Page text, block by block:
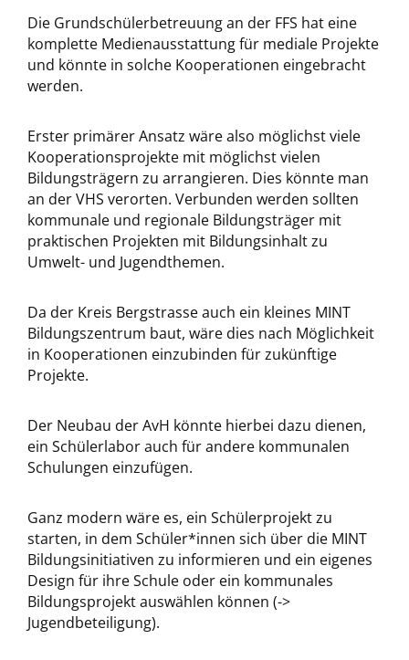
Die Grundschülerbetreuung an der FFS hat eine
komplette Medienausstattung für mediale Projekte
und könnte in solche Kooperationen eingebracht
werden.
Erster primärer Ansatz wäre also möglichst viele
Kooperationsprojekte mit möglichst vielen
Bildungsträgern zu arrangieren. Dies könnte man
an der VHS verorten. Verbunden werden sollten
kommunale und regionale Bildungsträger mit
praktischen Projekten mit Bildungsinhalt zu
Umwelt- und Jugendthemen.
Da der Kreis Bergstrasse auch ein kleines MINT
Bildungszentrum baut, wäre dies nach Möglichkeit
in Kooperationen einzubinden für zukünftige
Projekte.
Der Neubau der AvH könnte hierbei dazu dienen,
ein Schülerlabor auch für andere kommunalen
Schulungen einzufügen.
Ganz modern wäre es, ein Schülerprojekt zu
starten, in dem Schüler*innen sich über die MINT
Bildungsinitiativen zu informieren und ein eigenes
Design für ihre Schule oder ein kommunales
Bildungsprojekt auswählen können (->
Jugendbeteiligung).